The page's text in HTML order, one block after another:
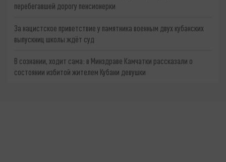
перебегавшей дорогу пенсионерки
За нацистское приветствие у памятника военным двух кубанских
выпускниц школы ждёт суд
В сознании, ходит сама: в Минздраве Камчатки рассказали о
состоянии избитой жителем Кубани девушки